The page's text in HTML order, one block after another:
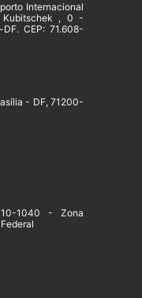
Internacional
Kubitschek , 0 -
CEP: 71.608-
- DF, 71200-
1040 - Zona